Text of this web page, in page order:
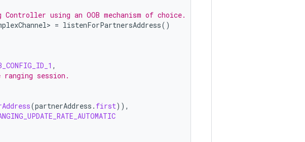
using an OOB mechanism of choice.
> = listenForPartnersAddress()
,
session.
(partnerAddress . first)),